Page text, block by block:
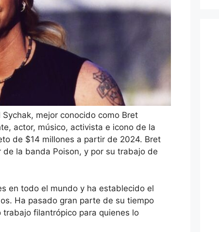
Sychak, mejor conocido como Bret
actor, músico, activista e icono de la
de $14 millones a partir de 2024. Bret
la banda Poison, y por su trabajo de
en todo el mundo y ha establecido el
Ha pasado gran parte de su tiempo
filantrópico para quienes lo